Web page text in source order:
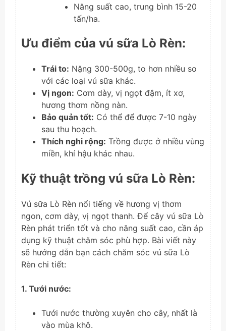
Năng suất cao, trung bình 15-20
tấn/ha.
Ưu điểm của vú sữa Lò Rèn:
Trái to: Nặng 300-500g, to hơn nhiều so
với các loại vú sữa khác.
Vị ngon: Cơm dày, vị ngọt đậm, ít xơ,
hương thơm nồng nàn.
Bảo quản tốt: Có thể để được 7-10 ngày
sau thu hoạch.
Thích nghi rộng: Trồng được ở nhiều vùng
miền, khí hậu khác nhau.
Kỹ thuật trồng vú sữa Lò Rèn:
Vú sữa Lò Rèn nổi tiếng về hương vị thơm
ngon, cơm dày, vị ngọt thanh. Để cây vú sữa Lò
Rèn phát triển tốt và cho năng suất cao, cần áp
dụng kỹ thuật chăm sóc phù hợp. Bài viết này
sẽ hướng dẫn bạn cách chăm sóc vú sữa Lò
Rèn chi tiết:
1. Tưới nước:
Tưới nước thường xuyên cho cây, nhất là
vào mùa khô.